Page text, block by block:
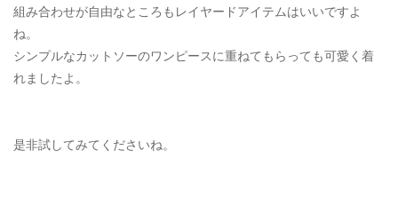
組み合わせが自由なところもレイヤードアイテムはいいですよ
ね。
シンプルなカットソーのワンピースに重ねてもらっても可愛く着
れましたよ。
是非試してみてくださいね。